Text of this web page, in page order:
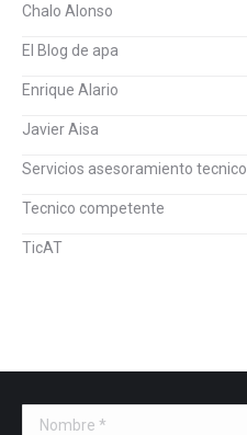
Chalo Alonso
El Blog de apa
Enrique Alario
Javier Aisa
Servicios asesoramiento tecnico
Tecnico competente
TicAT
Nombre *